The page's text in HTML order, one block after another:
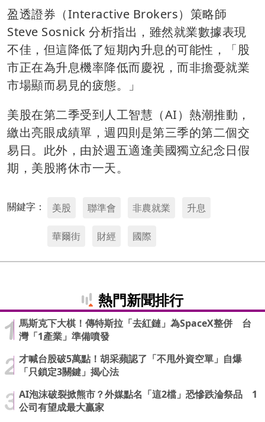
盈透證券（Interactive Brokers）策略師
Steve Sosnick 分析指出，雖然就業數據表現
不佳，但這降低了短期內升息的可能性，「股
市正在為升息機率降低而慶祝，而非擔憂就業
市場顯而易見的疲態。」
美股在第二季受到人工智慧（AI）熱潮推動，
繳出亮眼成績單，週四則是第三季的第二個交
易日。此外，由於週五適逢美國獨立紀念日假
期，美股將休市一天。
關鍵字： 美股 聯準會 非農就業 升息
華爾街 財經 國際
熱門新聞排行
馬斯克下大棋！傳特斯拉「去紅鏈」為SpaceX整併 台
灣「1產業」準備噴發
才喊台股破5萬點！胡采蘋認了「不甩外資空單」自爆
「只鎖定3關鍵」揭心法
AI泡沫破裂掀熊市？外媒點名「這2檔」恐慘跌淪祭品 1
公司有望成最大贏家